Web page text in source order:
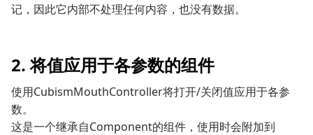
记，因此它内部不处理任何内容，也没有数据。
2. 将值应用于各参数的组件
使用CubismMouthController将打开/关闭值应用于各参
数。
这是一个继承自Component的组件，使用时会附加到